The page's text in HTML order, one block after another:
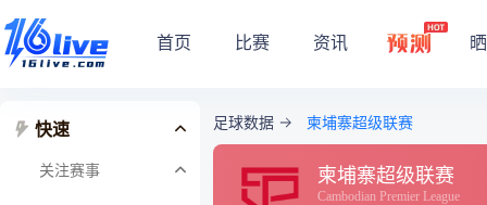
首页 比赛 资讯
快速
关注赛事
足球数据 柬埔寨超级联赛
柬埔寨超级联赛
Cambodian Premier League